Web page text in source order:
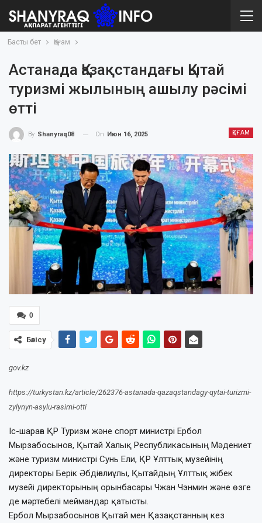
Басты бет Қоғам
Астанада Қазақстандағы Қытай
туризмі жылының ашылу рәсімі
өтті
ҚОҒАМ
By Shanyraq08 On Июн 16, 2025
0
Бөлісу
gov.kz
https://turkystan.kz/article/262376-astanada-qazaqstandagy-qytai-turizmi-
zylynyn-asylu-rasimi-otti
Іс-шараға ҚР Туризм және спорт министрі Ербол
Мырзабосынов, Қытай Халық Республикасының Мәдениет
және туризм министрі Сунь Ели, ҚР Ұлттық музейінің
директоры Берік Әбдіғалиұлы, Қытайдың Ұлттық жібек
музейі директорының орынбасары Чжан Чэнмин және өзге
де мәртебелі меймандар қатысты.
Ербол Мырзабосынов Қытай мен Қазақстанның кез